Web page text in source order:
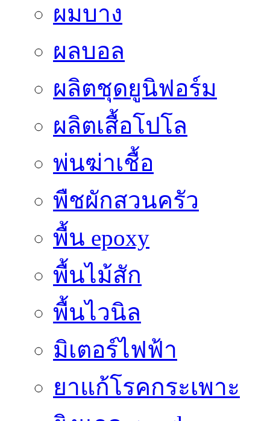
ผมบาง
ผลบอล
ผลิตชุดยูนิฟอร์ม
ผลิตเสื้อโปโล
พ่นฆ่าเชื้อ
พืชผักสวนครัว
พื้น epoxy
พื้นไม้สัก
พื้นไวนิล
มิเตอร์ไฟฟ้า
ยาแก้โรคกระเพาะ